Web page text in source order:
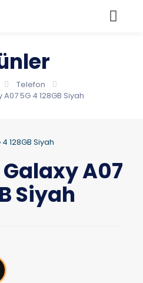
Telefon
5G 4 128GB Siyah
A07
Siyah